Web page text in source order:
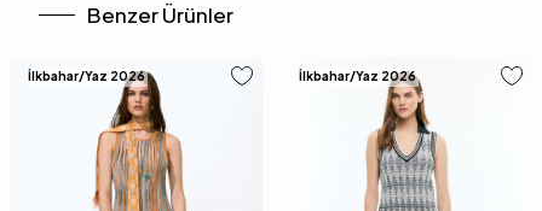
Benzer Ürünler
İlkbahar/Yaz 2026 İlkbahar/Yaz 2026